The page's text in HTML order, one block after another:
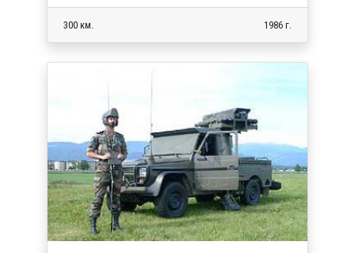
300 км. 1986 г.